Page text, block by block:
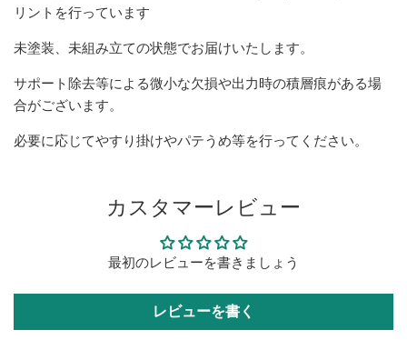
リントを行っています
未塗装、未組み立ての状態でお届けいたします。
サポート除去等による微小な欠損や出力時の積層痕がある場
合がございます。
必要に応じてやすり掛けやパテうめ等を行ってください。
カスタマーレビュー
最初のレビューを書きましょう
レビューを書く